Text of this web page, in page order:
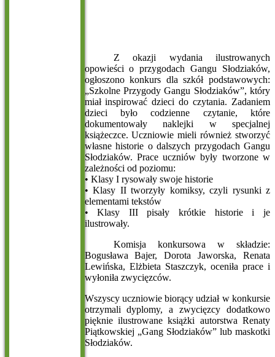
Z okazji wydania ilustrowanych
opowieści o przygodach Gangu Słodziaków,
ogłoszono konkurs dla szkół podstawowych:
„Szkolne Przygody Gangu Słodziaków”, który
miał inspirować dzieci do czytania. Zadaniem
dzieci było codzienne czytanie, które
dokumentowały naklejki w specjalnej
książeczce. Uczniowie mieli również stworzyć
własne historie o dalszych przygodach Gangu
Słodziaków. Prace uczniów były tworzone w
zależności od poziomu:
• Klasy I rysowały swoje historie
• Klasy II tworzyły komiksy, czyli rysunki z
elementami tekstów
• Klasy III pisały krótkie historie i je
ilustrowały.
Komisja konkursowa w składzie:
Bogusława Bajer, Dorota Jaworska, Renata
Lewińska, Elżbieta Staszczyk, oceniła prace i
wyłoniła zwycięzców.
Wszyscy uczniowie biorący udział w konkursie
otrzymali dyplomy, a zwycięzcy dodatkowo
pięknie ilustrowane książki autorstwa Renaty
Piątkowskiej „Gang Słodziaków” lub maskotki
Słodziaków.